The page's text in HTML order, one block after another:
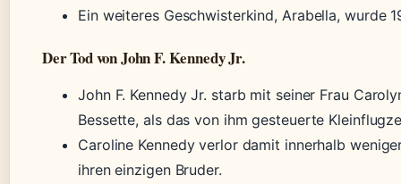
Ein weiteres Geschwisterkind, Arabella, wurde
Der Tod von John F. Kennedy Jr.
John F. Kennedy Jr. starb mit seiner Frau
Bessette, als das von ihm gesteuerte
Caroline Kennedy verlor damit innerhalb
ihren einzigen Bruder.